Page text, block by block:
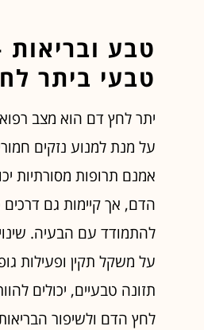
טבע ובריאות
טבעי ביתר
יתר לחץ דם הוא מצב
על מנת למנוע נזקים
אמנם תרופות מסורתיות
הדם, אך קיימות גם דרכים
להתמודד עם הבעיה.
על משקל תקין ופעילות
תזונה טבעיים, יכולים
לחץ הדם ולשיפור